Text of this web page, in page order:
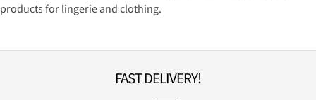
products for lingerie and clothing.
FAST DELIVERY!